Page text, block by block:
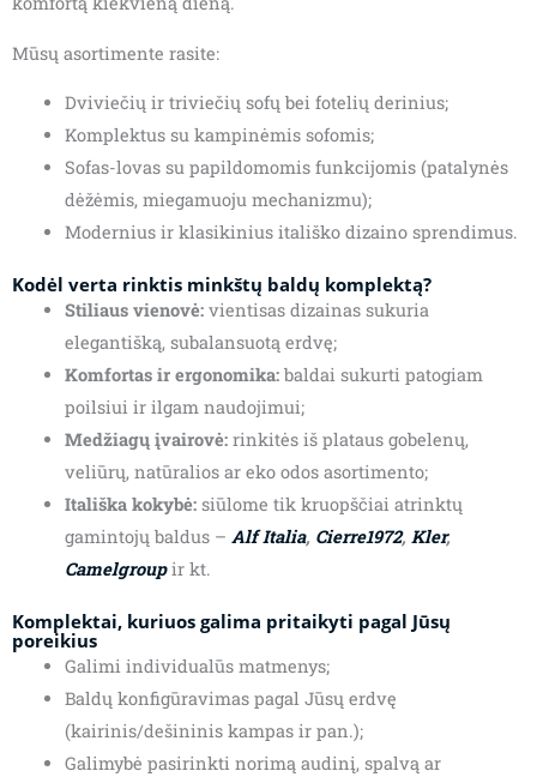
Mūsų asortimente rasite:
Dviviečių ir triviečių sofų bei fotelių derinius;
Komplektus su kampinėmis sofomis;
Sofas-lovas su papildomomis funkcijomis (patalynės
dėžėmis, miegamuoju mechanizmu);
Modernius ir klasikinius itališko dizaino sprendimus.
Kodėl verta rinktis minkštų baldų komplektą?
Stiliaus vienovė:vientisas dizainas sukuria
elegantišką, subalansuotą erdvę;
Komfortas ir ergonomika:baldai sukurti patogiam
poilsiui ir ilgam naudojimui;
Medžiagų įvairovė:rinkitės iš plataus gobelenų,
veliūrų, natūralios ar eko odos asortimento;
Itališka kokybė:siūlome tik kruopščiai atrinktų
gamintojų baldus – Alf Italia, Cierre1972, Kler,
Camelgroupir kt.
Komplektai, kuriuos galima pritaikyti pagal Jūsų
poreikius
Galimi individualūs matmenys;
Baldų konfigūravimas pagal Jūsų erdvę
(kairinis/dešininis kampas ir pan.);
Galimybė pasirinkti norimą audinį, spalvą ar